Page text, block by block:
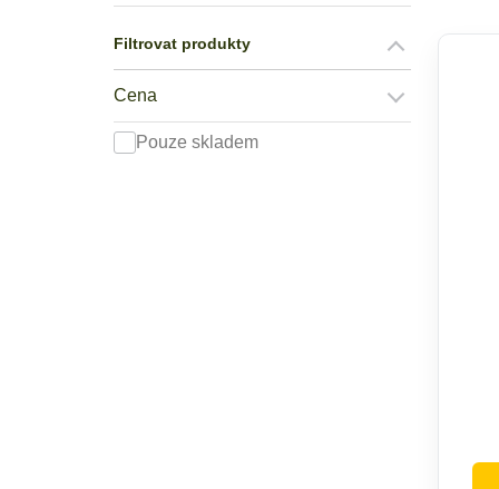
Filtrovat produkty
Cena
Pouze skladem